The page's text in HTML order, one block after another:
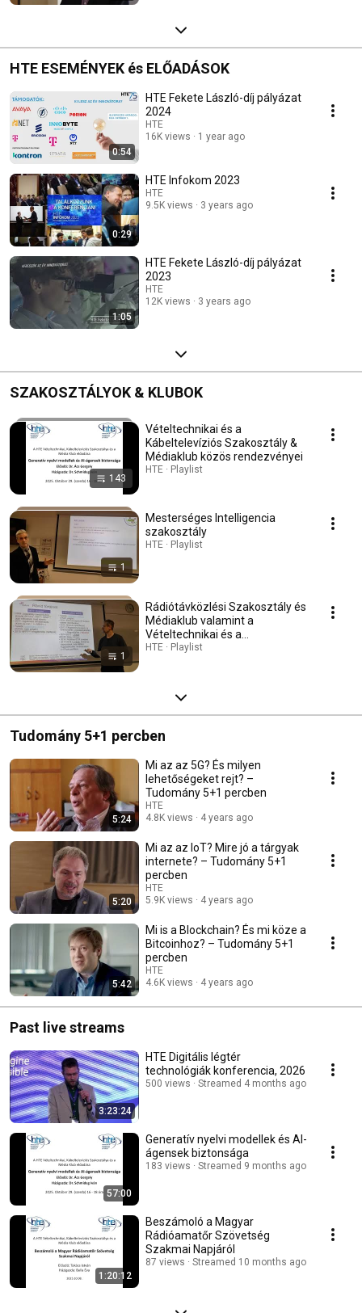
HTE ESEMÉNYEK és ELŐADÁSOK
0:54
HTE Fekete László-díj pályázat
2024
HTE
16K views
1 year ago
0:29
HTE Infokom 2023
HTE
9.5K views
3 years ago
1:05
HTE Fekete László-díj pályázat
2023
HTE
12K views
3 years ago
SZAKOSZTÁLYOK & KLUBOK
143
Vételtechnikai és a
Kábeltelevíziós Szakosztály &
Médiaklub közös rendezvényei
HTE · Playlist
1
Mesterséges Intelligencia
szakosztály
HTE · Playlist
1
Rádiótávközlési Szakosztály és
Médiaklub valamint a
Vételtechnikai és a
Kábeltelevíziós Szakosztály
HTE · Playlist
Tudomány 5+1 percben
5:24
Mi az az 5G? És milyen
lehetőségeket rejt? –
Tudomány 5+1 percben
HTE
4.8K views
4 years ago
5:20
Mi az az IoT? Mire jó a tárgyak
internete? – Tudomány 5+1
percben
HTE
5.9K views
4 years ago
5:42
Mi is a Blockchain? És mi köze a
Bitcoinhoz? – Tudomány 5+1
percben
HTE
4.6K views
4 years ago
Past live streams
3:23:24
HTE Digitális légtér
technológiák konferencia, 2026
500 views Streamed 4 months ago
57:00
Generatív nyelvi modellek és AI-
ágensek biztonsága
183 views Streamed 9 months ago
1:20:12
Beszámoló a Magyar
Rádióamatőr Szövetség
Szakmai Napjáról
87 views Streamed 10 months ago